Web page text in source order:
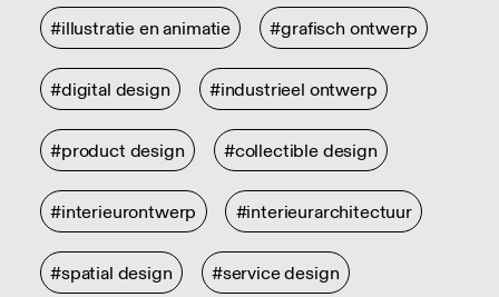
#illustratie en animatie #grafisch ontwerp
#digital design #industrieel ontwerp
#product design #collectible design
#interieurontwerp #interieurarchitectuur
#spatial design #service design